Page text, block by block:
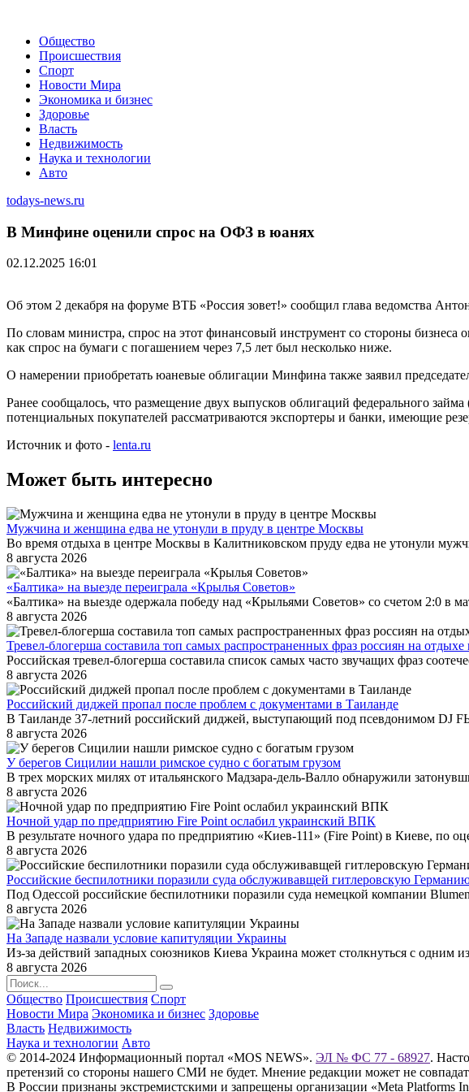
Общество
Происшествия
Спорт
Новости Мира
Экономика и бизнес
Здоровье
Власть
Недвижимость
Наука и технологии
Авто
todays-news.ru
В Минфине оценили спрос на ОФЗ в юанях
02.12.2025 16:01
Об этом 2 декабря на форуме ВТБ «Россия зовет!» сообщил глава ведомства
По словам министра, спрос на этот финансовый инструмент со стороны бизнеса
как спрос на бумаги с погашением через 7,5 лет был несколько ниже.
О намерении приобретать юаневые облигации Минфина также заявил
Ранее сообщалось, что размещение двух выпусков облигаций федерального
потенциальных покупателей рассматриваются экспортеры и банки, имеющие
Источник и фото - lenta.ru
Может быть интересно
Мужчина и женщина едва не утонули в пруду в центре Москвы
Во время отдыха в центре Москвы в Калитниковском пруду едва не утонули
8 августа 2026
«Балтика» на выезде переиграла «Крылья Советов»
«Балтика» на выезде одержала победу над «Крыльями Советов» со счетом 2:0 в
8 августа 2026
Тревел-блогерша составила топ самых распространенных фраз россиян на
Российская тревел-блогерша составила список самых часто звучащих фраз
8 августа 2026
Российский диджей пропал после проблем с документами в Таиланде
В Таиланде 37-летний российский диджей, выступающий под псевдонимом DJ
8 августа 2026
У берегов Сицилии нашли римское судно с богатым грузом
В трех морских милях от итальянского Мадзара-дель-Валло обнаружили
8 августа 2026
Ночной удар по предприятию Fire Point ослабил украинский ВПК
В результате ночного удара по предприятию «Киев-111» (Fire Point) в Киеве, по
8 августа 2026
Российские беспилотники поразили суда обслуживавщей гитлеровскую
Под Одессой российские беспилотники поразили суда немецкой компании
8 августа 2026
На Западе назвали условие капитуляции Украины
Из-за действий западных союзников Киева Украина может столкнуться с одним
8 августа 2026
Общество Происшествия Спорт
Новости Мира Экономика и бизнес Здоровье
Власть Недвижимость
Наука и технологии Авто
© 2014-2024 Информационный портал «MOS NEWS». ЭЛ № ФС 77 - 68927.
претензий со стороны нашего СМИ не будет. Мнение редакции может не
В России признаны экстремистскими и запрещены организации «Meta Platforms